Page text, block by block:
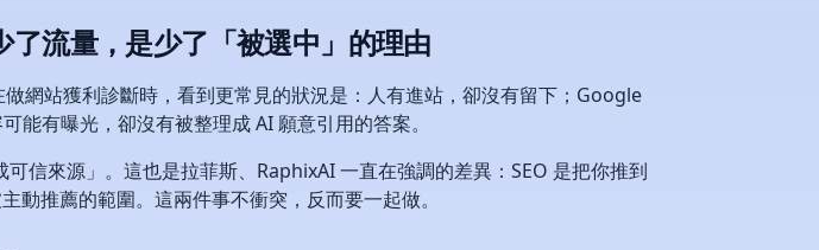
流量，是少了「被選中」的理由
網站獲利診斷時，看到更常見的狀況是：人有進站，卻沒有留下；Google
有曝光，卻沒有被整理成 AI 願意引用的答案。
信來源」。這也是拉菲斯、RaphixAI 一直在強調的差異：SEO 是把你推到
動推薦的範圍。這兩件事不衝突，反而要一起做。